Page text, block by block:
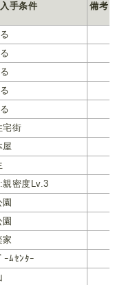
入手条件
備考
宅街
屋
親密度Lv.3
家
ｰﾑｾﾝﾀｰ